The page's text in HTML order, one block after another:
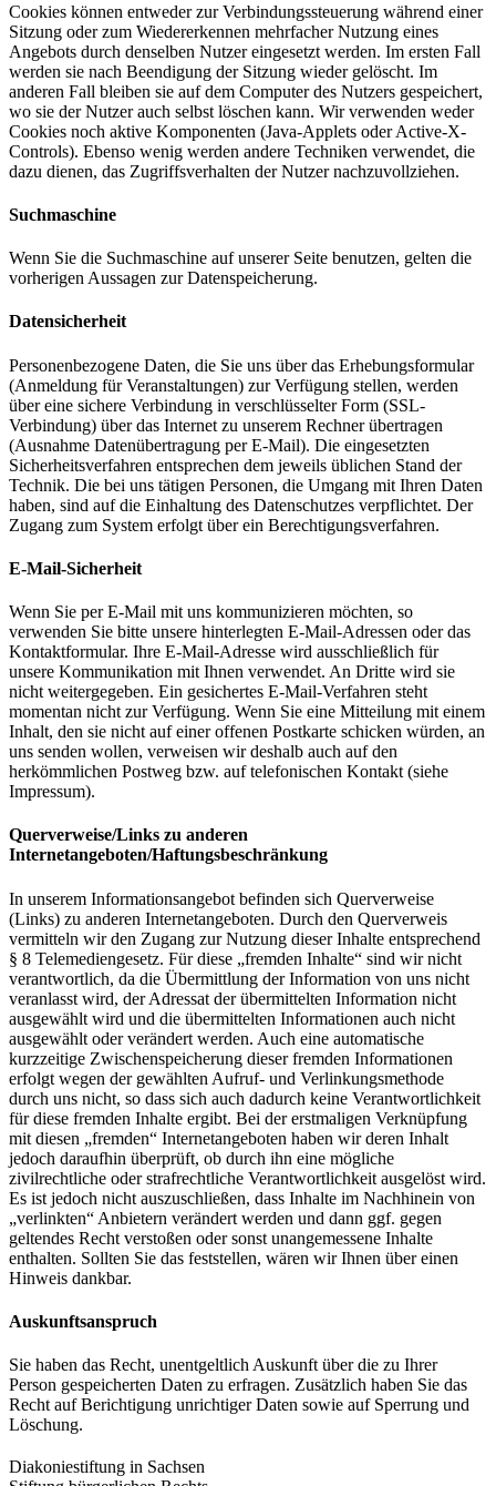
Cookies können entweder zur Verbindungssteuerung während einer
Sitzung oder zum Wiedererkennen mehrfacher Nutzung eines
Angebots durch denselben Nutzer eingesetzt werden. Im ersten Fall
werden sie nach Beendigung der Sitzung wieder gelöscht. Im
anderen Fall bleiben sie auf dem Computer des Nutzers gespeichert,
wo sie der Nutzer auch selbst löschen kann. Wir verwenden weder
Cookies noch aktive Komponenten (Java-Applets oder Active-X-
Controls). Ebenso wenig werden andere Techniken verwendet, die
dazu dienen, das Zugriffsverhalten der Nutzer nachzuvollziehen.
Suchmaschine
Wenn Sie die Suchmaschine auf unserer Seite benutzen, gelten die
vorherigen Aussagen zur Datenspeicherung.
Datensicherheit
Personenbezogene Daten, die Sie uns über das Erhebungsformular
(Anmeldung für Veranstaltungen) zur Verfügung stellen, werden
über eine sichere Verbindung in verschlüsselter Form (SSL-
Verbindung) über das Internet zu unserem Rechner übertragen
(Ausnahme Datenübertragung per E-Mail). Die eingesetzten
Sicherheitsverfahren entsprechen dem jeweils üblichen Stand der
Technik. Die bei uns tätigen Personen, die Umgang mit Ihren Daten
haben, sind auf die Einhaltung des Datenschutzes verpflichtet. Der
Zugang zum System erfolgt über ein Berechtigungsverfahren.
E-Mail-Sicherheit
Wenn Sie per E-Mail mit uns kommunizieren möchten, so
verwenden Sie bitte unsere hinterlegten E-Mail-Adressen oder das
Kontaktformular. Ihre E-Mail-Adresse wird ausschließlich für
unsere Kommunikation mit Ihnen verwendet. An Dritte wird sie
nicht weitergegeben. Ein gesichertes E-Mail-Verfahren steht
momentan nicht zur Verfügung. Wenn Sie eine Mitteilung mit einem
Inhalt, den sie nicht auf einer offenen Postkarte schicken würden, an
uns senden wollen, verweisen wir deshalb auch auf den
herkömmlichen Postweg bzw. auf telefonischen Kontakt (siehe
Impressum).
Querverweise/Links zu anderen
Internetangeboten/Haftungsbeschränkung
In unserem Informationsangebot befinden sich Querverweise
(Links) zu anderen Internetangeboten. Durch den Querverweis
vermitteln wir den Zugang zur Nutzung dieser Inhalte entsprechend
§ 8 Telemediengesetz. Für diese „fremden Inhalte“ sind wir nicht
verantwortlich, da die Übermittlung der Information von uns nicht
veranlasst wird, der Adressat der übermittelten Information nicht
ausgewählt wird und die übermittelten Informationen auch nicht
ausgewählt oder verändert werden. Auch eine automatische
kurzzeitige Zwischenspeicherung dieser fremden Informationen
erfolgt wegen der gewählten Aufruf- und Verlinkungsmethode
durch uns nicht, so dass sich auch dadurch keine Verantwortlichkeit
für diese fremden Inhalte ergibt. Bei der erstmaligen Verknüpfung
mit diesen „fremden“ Internetangeboten haben wir deren Inhalt
jedoch daraufhin überprüft, ob durch ihn eine mögliche
zivilrechtliche oder strafrechtliche Verantwortlichkeit ausgelöst wird.
Es ist jedoch nicht auszuschließen, dass Inhalte im Nachhinein von
„verlinkten“ Anbietern verändert werden und dann ggf. gegen
geltendes Recht verstoßen oder sonst unangemessene Inhalte
enthalten. Sollten Sie das feststellen, wären wir Ihnen über einen
Hinweis dankbar.
Auskunftsanspruch
Sie haben das Recht, unentgeltlich Auskunft über die zu Ihrer
Person gespeicherten Daten zu erfragen. Zusätzlich haben Sie das
Recht auf Berichtigung unrichtiger Daten sowie auf Sperrung und
Löschung.
Diakoniestiftung in Sachsen